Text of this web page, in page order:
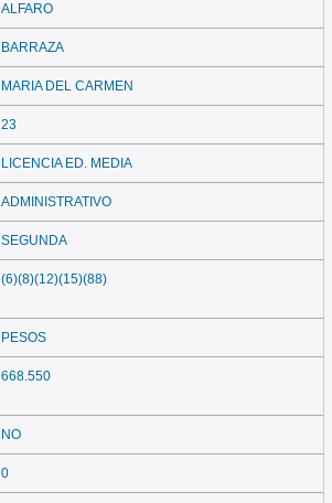
ALFARO
BARRAZA
MARIA DEL CARMEN
23
LICENCIA ED. MEDIA
ADMINISTRATIVO
SEGUNDA
(6)(8)(12)(15)(88)
PESOS
668.550
NO
0